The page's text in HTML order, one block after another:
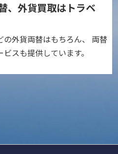
、外貨買取はトラベ
外貨両替はもちろん、 両替
スも提供しています。